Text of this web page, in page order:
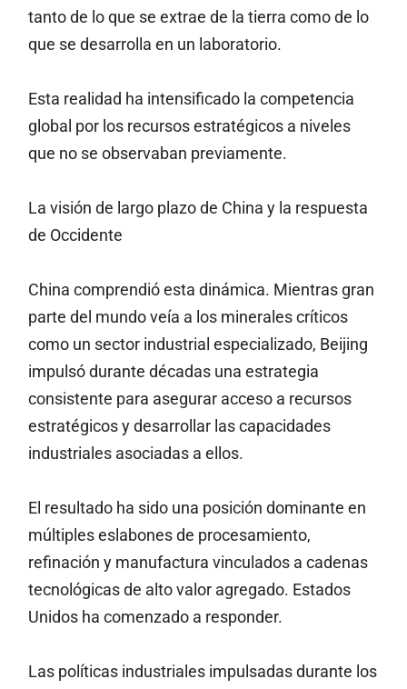
tanto de lo que se extrae de la tierra como de lo
que se desarrolla en un laboratorio.
Esta realidad ha intensificado la competencia
global por los recursos estratégicos a niveles
que no se observaban previamente.
La visión de largo plazo de China y la respuesta
de Occidente
China comprendió esta dinámica. Mientras gran
parte del mundo veía a los minerales críticos
como un sector industrial especializado, Beijing
impulsó durante décadas una estrategia
consistente para asegurar acceso a recursos
estratégicos y desarrollar las capacidades
industriales asociadas a ellos.
El resultado ha sido una posición dominante en
múltiples eslabones de procesamiento,
refinación y manufactura vinculados a cadenas
tecnológicas de alto valor agregado. Estados
Unidos ha comenzado a responder.
Las políticas industriales impulsadas durante los